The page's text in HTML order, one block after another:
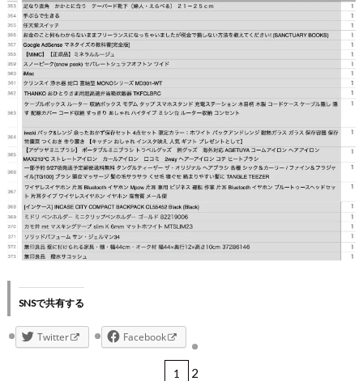
SNSで共有する
Twitter Facebook
1 2